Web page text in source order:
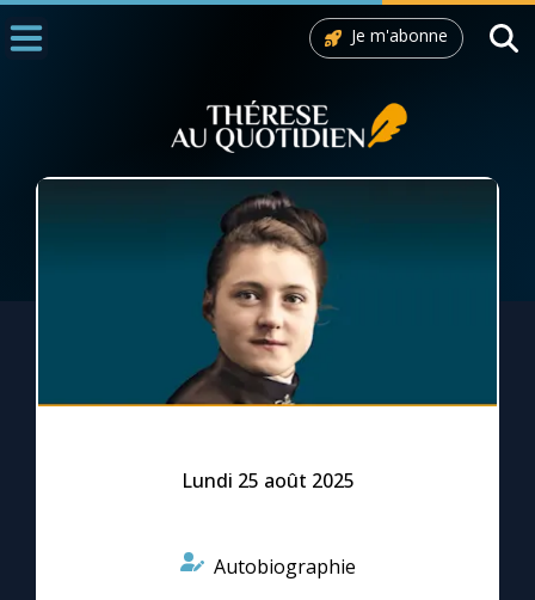
La Messe
1000 Raisons de Croire
L'actualité de la semaine
La chaîne Youtube
Je m'abonne
Lundi 25 août 2025
Autobiographie